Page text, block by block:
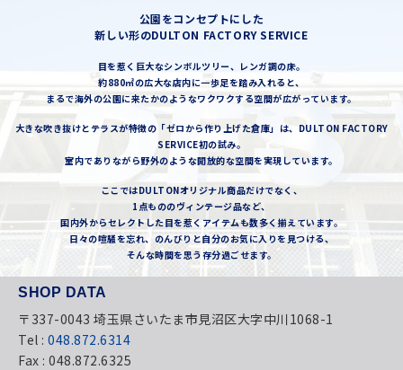
公園をコンセプトにした
新しい形のDULTON FACTORY SERVICE
目を惹く巨大なシンボルツリー、レンガ調の床。
約880㎡の広大な店内に一歩足を踏み入れると、
まるで海外の公園に来たかのようなワクワクする空間が広がっています。
大きな吹き抜けとテラスが特徴の「ゼロから作り上げた倉庫」は、DULTON FACTORY
SERVICE初の試み。
室内でありながら野外のような開放的な空間を実現しています。
ここではDULTONオリジナル商品だけでなく、
1点もののヴィンテージ品など、
国内外からセレクトした目を惹くアイテムも数多く揃えています。
日々の喧騒を忘れ、のんびりと自分のお気に入りを見つける、
そんな時間を思う存分過ごせます。
SHOP DATA
〒337-0043 埼玉県さいたま市見沼区大字中川1068-1
Tel : 048.872.6314
Fax : 048.872.6325